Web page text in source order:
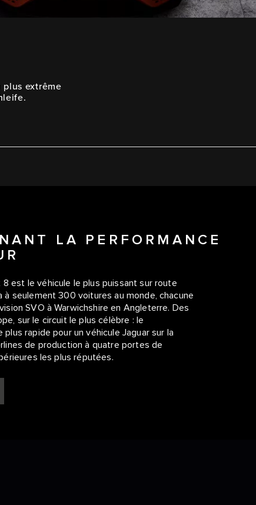
extrême
LA PERFORMANCE
est le véhicule le plus puissant sur route
seulement 300 voitures au monde, chacune
SVO à Warwichshire en Angleterre. Des
sur le circuit le plus célèbre : le
rapide pour un véhicule Jaguar sur la
de production à quatre portes de
les plus réputées.